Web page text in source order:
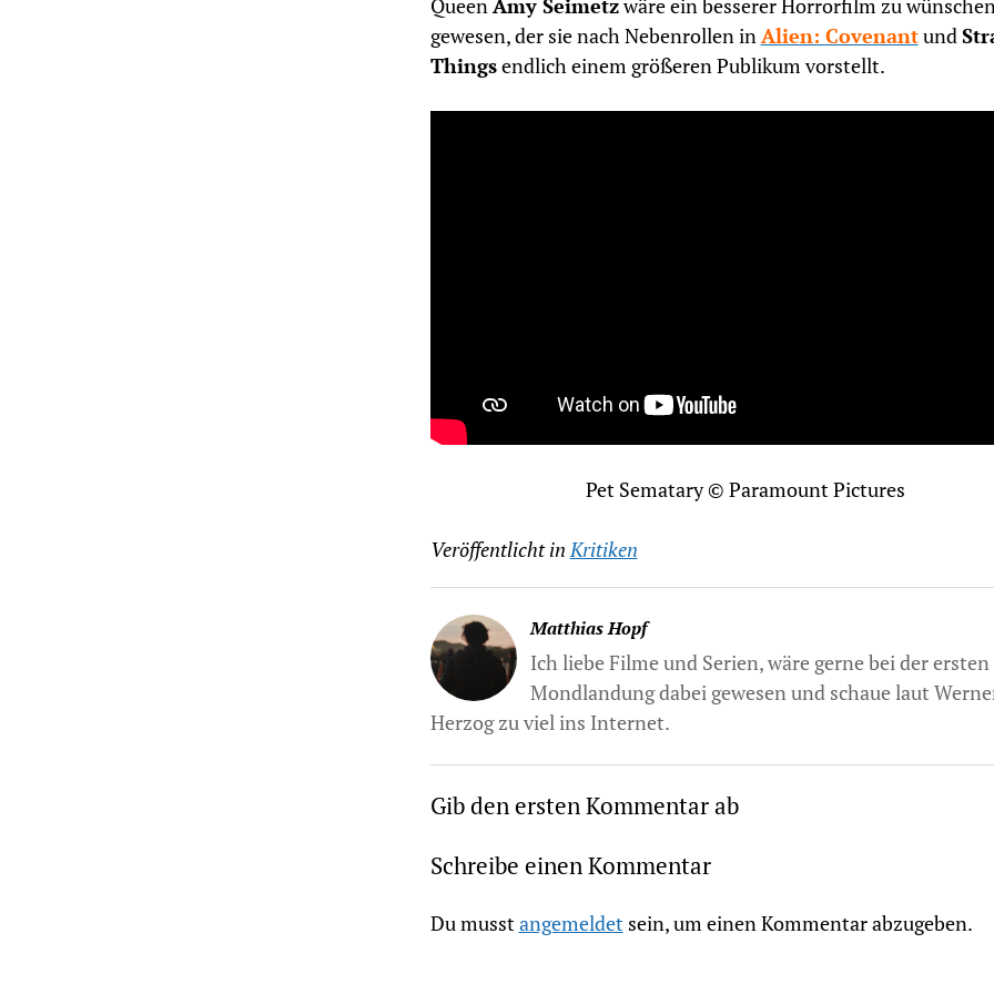
QueenAmy Seimetzwäre ein besserer Horrorfilm zu
gewesen, der sie nach Nebenrollen inAlien: Covenantund
Thingsendlich einem größeren Publikum vorstellt.
Pet Sematary © Paramount Pictures
Veröffentlicht inKritiken
Matthias Hopf
Ich liebe Filme und Serien, wäre gerne bei der ersten
Mondlandung dabei gewesen und schaue laut
Herzog zu viel ins Internet.
Gib den ersten Kommentar ab
Schreibe einen Kommentar
Du musstangemeldetsein, um einen Kommentar abzugeben.